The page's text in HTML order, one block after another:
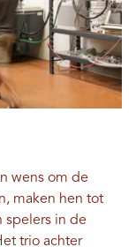
wens om de
maken hen tot
spelers in de
trio achter